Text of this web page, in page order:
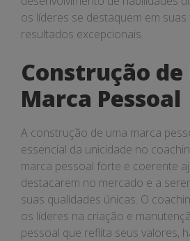
os líderes se destaquem em
resultados excepcionais.
Construção de
Marca Pessoal
A construção de uma marca
essencial da unicidade no
marca pessoal forte e coerente
destacarem no mercado e a
suas qualidades únicas. O
os líderes na criação e
pessoal que reflita seus valores,